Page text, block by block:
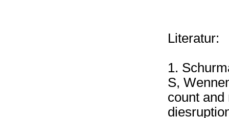
Literatur:
1.
S,
count